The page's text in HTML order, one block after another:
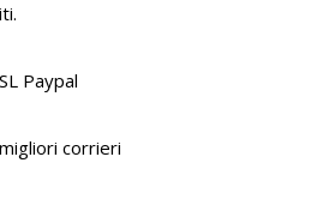
Paypal
corrieri